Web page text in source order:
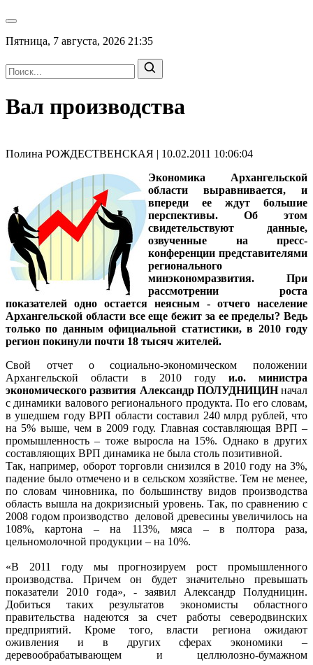
Пятница, 7 августа, 2026 21:35
Вал производства
Полина РОЖДЕСТВЕНСКАЯ | 10.02.2011 10:06:04
Экономика Архангельской
области выравнивается, и
впереди ее ждут большие
перспективы. Об этом
свидетельствуют данные,
озвученные на пресс-
конференции представителями
регионального
минэкономразвития. При
рассмотрении роста
показателей одно остается неясным - отчего население
Архангельской области все еще бежит за ее пределы? Ведь
только по данным официальной статистики, в 2010 году
регион покинули почти 18 тысяч жителей.
Свой отчет о социально-экономическом положении
Архангельской области в 2010 году и.о. министра
экономического развития Александр ПОЛУДНИЦИНначал
с динамики валового регионального продукта. По его словам,
в ушедшем году ВРП области составил 240 млрд рублей, что
на 5% выше, чем в 2009 году. Главная составляющая ВРП –
промышленность – тоже выросла на 15%. Однако в других
составляющих ВРП динамика не была столь позитивной.
Так, например, оборот торговли снизился в 2010 году на 3%,
падение было отмечено и в сельском хозяйстве. Тем не менее,
по словам чиновника, по большинству видов производства
область вышла на докризисный уровень. Так, по сравнению с
2008 годом производство деловой древесины увеличилось на
108%, картона – на 113%, мяса – в полтора раза,
цельномолочной продукции – на 10%.
«В 2011 году мы прогнозируем рост промышленного
производства. Причем он будет значительно превышать
показатели 2010 года», - заявил Александр Полудницин.
Добиться таких результатов экономисты областного
правительства надеются за счет работы северодвинских
предприятий. Кроме того, власти региона ожидают
оживления и в других сферах экономики –
деревообрабатывающем и целлюлозно-бумажном